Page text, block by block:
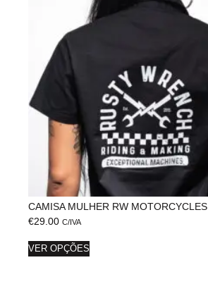
CAMISA MULHER RW MOTORCYCLES
€29.00 C/IVA
VER OPÇÕES